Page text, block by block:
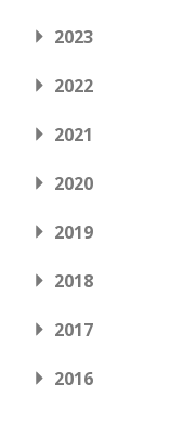
2023
2022
2021
2020
2019
2018
2017
2016